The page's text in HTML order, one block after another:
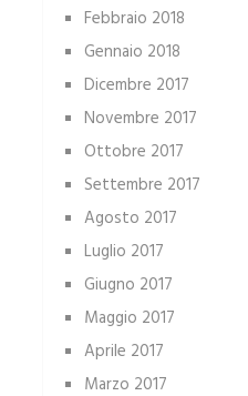
Febbraio 2018
Gennaio 2018
Dicembre 2017
Novembre 2017
Ottobre 2017
Settembre 2017
Agosto 2017
Luglio 2017
Giugno 2017
Maggio 2017
Aprile 2017
Marzo 2017